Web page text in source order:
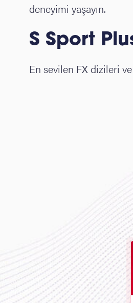
deneyimi yaşayın.
S Sport
En sevilen FX dizileri